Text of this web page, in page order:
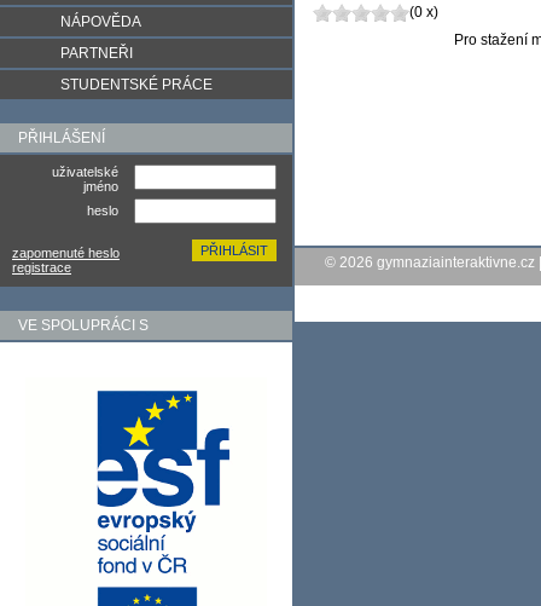
NÁPOVĚDA
PARTNEŘI
STUDENTSKÉ PRÁCE
PŘIHLÁŠENÍ
uživatelské
jméno
heslo
zapomenuté heslo
registrace
VE SPOLUPRÁCI S
(0 x)
Pro stažení
© 2026 gymnaziainteraktivne.cz